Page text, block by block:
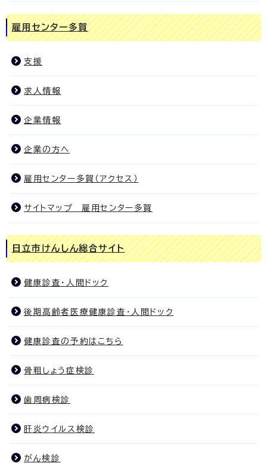
雇用センター多賀
支援
求人情報
企業情報
企業の方へ
雇用センター多賀（アクセス）
サイトマップ 雇用センター多賀
日立市けんしん総合サイト
健康診査・人間ドック
後期高齢者医療健康診査・人間ドック
健康診査の予約はこちら
骨粗しょう症検診
歯周病検診
肝炎ウイルス検診
がん検診